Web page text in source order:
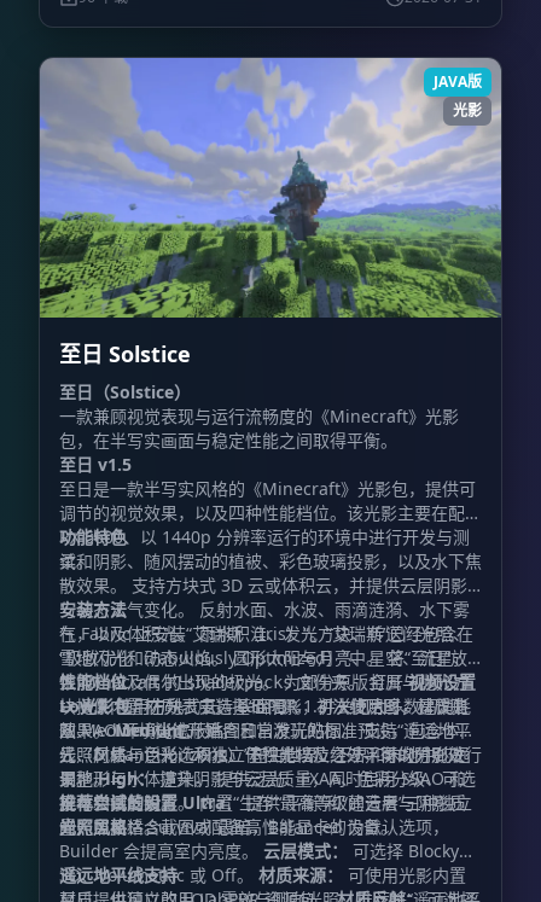
JAVA版
光影
至日 Solstice
至日（Solstice）
一款兼顾视觉表现与运行流畅度的《Minecraft》光影
包，在半写实画面与稳定性能之间取得平衡。
至日 v1.5
至日是一款半写实风格的《Minecraft》光影包，提供可
调节的视觉效果，以及四种性能档位。该光影主要在配备
RX 6600、以 1440p 分辨率运行的环境中进行开发与测
试。
功能特色
柔和阴影、随风摆动的植被、彩色玻璃投影，以及水下焦
散效果。 支持方块式 3D 云或体积云，并提供云层阴影
与动态天气变化。 反射水面、水波、雨滴涟漪、水下雾
气，以及体积光。 雨水积洼、发光方块、传送门光照、
雪地闪光和动态火焰。 圆形太阳与月亮、星空、流星、
银河，以及偶尔出现的极光。 为部分原版金属与抛光方
块提供内置材质。 支持 LabPBR 1.3 法线贴图、材质贴
图、AO 环境光遮蔽贴图和自发光贴图。 支持“遥远地平
线（Distant Horizons）”在主世界、下界和末地中的远
景地形与水体渲染。 提供泛光、FXAA、色彩分级、可选
锐化和接触阴影。 内置“生存”“平衡”和“建造者”三种独立
的光照风格。
安装方法
在 Fabric 上安装“艾瑞斯（Iris）”。“艾瑞斯”已经包含在
“极致优化（Fabulously Optimized）”中。 将“至日”放
入 Minecraft 的shaderpacks文件夹。 打开视频设置
→ 光影包，在列表中选择“至日”。 初次使用时，建议先
从 Medium 档位开始。
性能档位
Low：使用方块式云、基础阴影，并关闭大多数高消耗
效果。Medium：适合日常游玩的标准预设，包含体积
云、材质、泛光、积水、体积光以及经过平衡的阴影效
果。High：提升阴影与云层质量，同时启用 SSAO 和
屏幕空间反射。Ultra：提供最高等级的云层与阴影质
量，主要适合截图或配备高性能显卡的设备。
光照风格与色彩选项独立于性能档位之外，可以分别进行
调整。
推荐尝试的设置
光照风格：Survival 最暗，Balanced 为默认选项，
Builder 会提高室内亮度。 云层模式：
可选择 Blocky
3D、Volumetric 或 Off。 材质来源：
可使用光影内置
遥远地平线支持